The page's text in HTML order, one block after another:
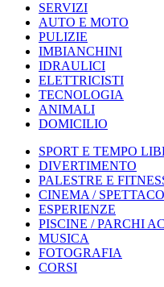
SERVIZI
AUTO E MOTO
PULIZIE
IMBIANCHINI
IDRAULICI
ELETTRICISTI
TECNOLOGIA
ANIMALI
DOMICILIO
SPORT E TEMPO
DIVERTIMENTO
PALESTRE E
CINEMA /
ESPERIENZE
PISCINE / PARCHI
MUSICA
FOTOGRAFIA
CORSI